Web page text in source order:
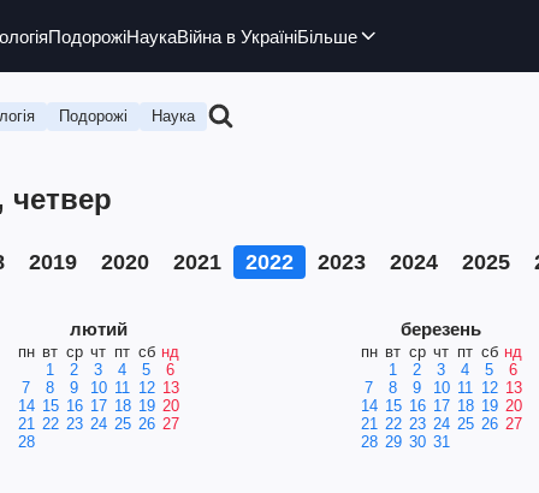
ПодорожіНаукаВійна в УкраїніБільше
Подорожі Наука
четвер
2019 2020 2021 2022 2023 2024 2025
лютий
пн вт ср чт пт сб нд
1
2 3 4 5
6
7
8 9 10 11 12 13
14 15 16 17 18 19 20
21 22 23 24 25 26 27
28
березень
пн вт ср чт пт сб нд
1
2 3 4 5
6
7
8 9 10 11 12 13
14 15 16 17 18 19 20
21 22 23 24 25 26 27
28 29 30 31